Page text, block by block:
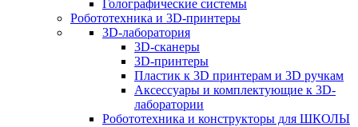
Голографические системы
Робототехника и 3D-принтеры
3D-лаборатория
3D-сканеры
3D-принтеры
Пластик к 3D принтерам и 3D ручкам
Аксессуары и комплектующие к 3D-
лаборатории
Робототехника и конструкторы для ШКОЛЫ